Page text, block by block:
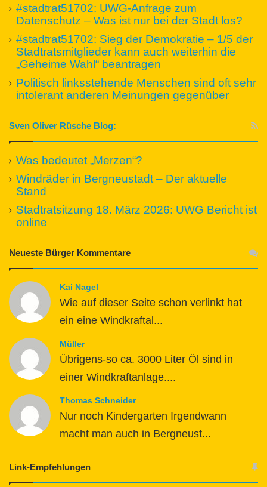
#stadtrat51702: UWG-Anfrage zum
Datenschutz – Was ist nur bei der Stadt los?
#stadtrat51702: Sieg der Demokratie – 1/5 der
Stadtratsmitglieder kann auch weiterhin die
„Geheime Wahl“ beantragen
Politisch linksstehende Menschen sind oft sehr
intolerant anderen Meinungen gegenüber
Sven Oliver Rüsche Blog:
Was bedeutet „Merzen“?
Windräder in Bergneustadt – Der aktuelle
Stand
Stadtratsitzung 18. März 2026: UWG Bericht ist
online
Neueste Bürger Kommentare
Kai Nagel
Wie auf dieser Seite schon verlinkt hat
ein eine Windkraftal...
Müller
Übrigens-so ca. 3000 Liter Öl sind in
einer Windkraftanlage....
Thomas Schneider
Nur noch Kindergarten Irgendwann
macht man auch in Bergneust...
Link-Empfehlungen